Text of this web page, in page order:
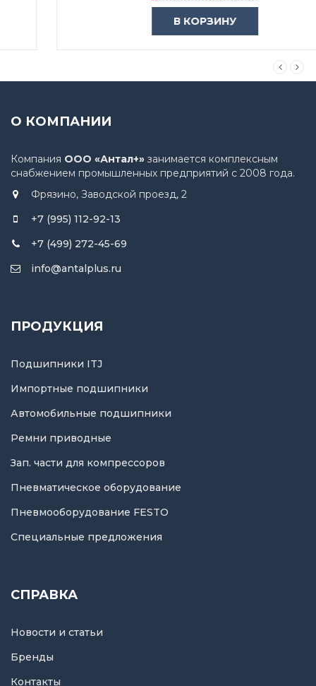
В КОРЗИНУ
О КОМПАНИИ
Компания ООО «Антал+» занимается комплексным
снабжением промышленных предприятий с 2008 года.
Фрязино, Заводской проезд, 2
+7 (995) 112-92-13
+7 (499) 272-45-69
info@antalplus.ru
ПРОДУКЦИЯ
Подшипники ITJ
Импортные подшипники
Автомобильные подшипники
Ремни приводные
Зап. части для компрессоров
Пневматическое оборудование
Пневмооборудование FESTO
Специальные предложения
СПРАВКА
Новости и статьи
Бренды
Контакты